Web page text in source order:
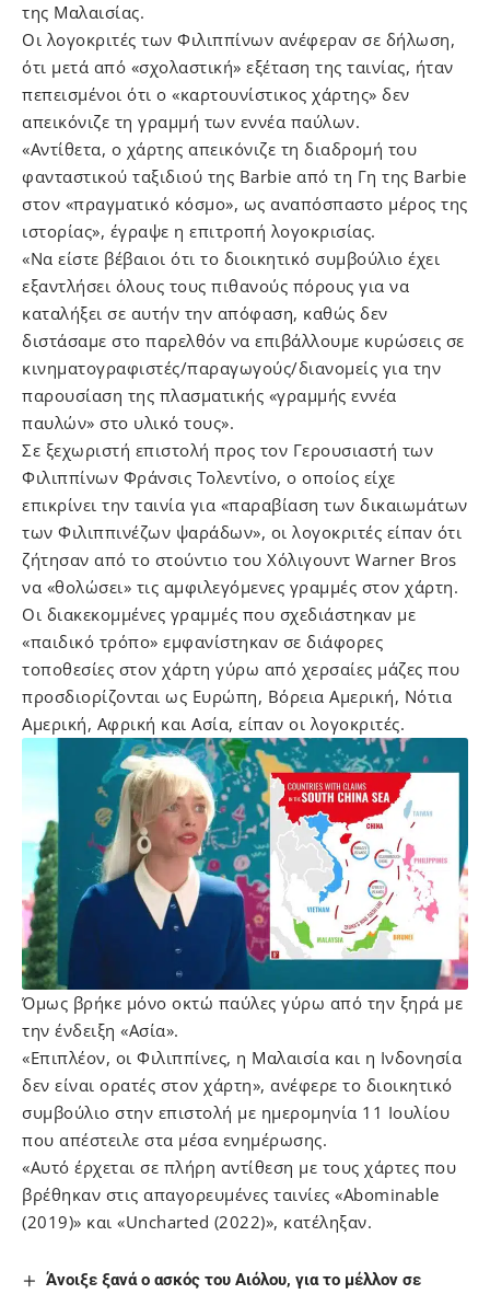
της Μαλαισίας.
Οι λογοκριτές των Φιλιππίνων ανέφεραν σε δήλωση,
ότι μετά από «σχολαστική» εξέταση της ταινίας, ήταν
πεπεισμένοι ότι ο «καρτουνίστικος χάρτης» δεν
απεικόνιζε τη γραμμή των εννέα παύλων.
«Αντίθετα, ο χάρτης απεικόνιζε τη διαδρομή του
φανταστικού ταξιδιού της Barbie από τη Γη της Barbie
στον «πραγματικό κόσμο», ως αναπόσπαστο μέρος της
ιστορίας», έγραψε η επιτροπή λογοκρισίας.
«Να είστε βέβαιοι ότι το διοικητικό συμβούλιο έχει
εξαντλήσει όλους τους πιθανούς πόρους για να
καταλήξει σε αυτήν την απόφαση, καθώς δεν
διστάσαμε στο παρελθόν να επιβάλλουμε κυρώσεις σε
κινηματογραφιστές/παραγωγούς/διανομείς για την
παρουσίαση της πλασματικής «γραμμής εννέα
παυλών» στο υλικό τους».
Σε ξεχωριστή επιστολή προς τον Γερουσιαστή των
Φιλιππίνων Φράνσις Τολεντίνο, ο οποίος είχε
επικρίνει την ταινία για «παραβίαση των δικαιωμάτων
των Φιλιππινέζων ψαράδων», οι λογοκριτές είπαν ότι
ζήτησαν από το στούντιο του Χόλιγουντ Warner Bros
να «θολώσει» τις αμφιλεγόμενες γραμμές στον χάρτη.
Οι διακεκομμένες γραμμές που σχεδιάστηκαν με
«παιδικό τρόπο» εμφανίστηκαν σε διάφορες
τοποθεσίες στον χάρτη γύρω από χερσαίες μάζες που
προσδιορίζονται ως Ευρώπη, Βόρεια Αμερική, Νότια
Αμερική, Αφρική και Ασία, είπαν οι λογοκριτές.
Όμως βρήκε μόνο οκτώ παύλες γύρω από την ξηρά με
την ένδειξη «Ασία».
«Επιπλέον, οι Φιλιππίνες, η Μαλαισία και η Ινδονησία
δεν είναι ορατές στον χάρτη», ανέφερε το διοικητικό
συμβούλιο στην επιστολή με ημερομηνία 11 Ιουλίου
που απέστειλε στα μέσα ενημέρωσης.
«Αυτό έρχεται σε πλήρη αντίθεση με τους χάρτες που
βρέθηκαν στις απαγορευμένες ταινίες «Abominable
(2019)» και «Uncharted (2022)», κατέληξαν.
Άνοιξε ξανά ο ασκός του Αιόλου, για το μέλλον σε